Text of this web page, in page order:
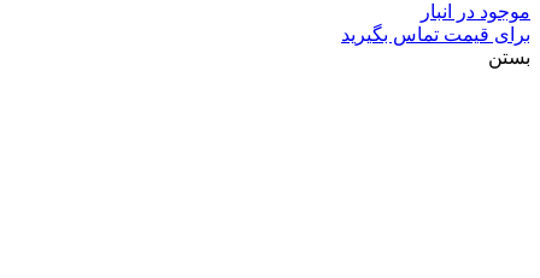
موجود در انبار
برای قیمت تماس بگیرید
بستن